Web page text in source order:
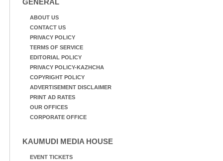
ABOUT US
CONTACT US
PRIVACY POLICY
TERMS OF SERVICE
EDITORIAL POLICY
PRIVACY POLICY-KAZHCHA
COPYRIGHT POLICY
ADVERTISEMENT DISCLAIMER
PRINT AD RATES
OUR OFFICES
CORPORATE OFFICE
KAUMUDI MEDIA HOUSE
EVENT TICKETS